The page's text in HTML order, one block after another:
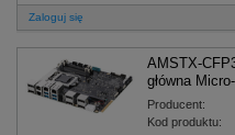
Zaloguj się
AMSTX-
główna
Producent:
Kod produktu: